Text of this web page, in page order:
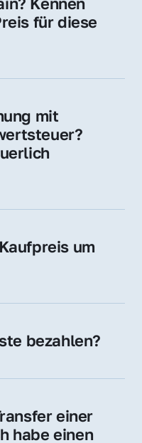
Investition.
für diese
Kaufpreis vor –
mit
in der Regel
um
(z. B. beim
sich für .de
bezahlen?
Vermittlungs-
einer
habe einen